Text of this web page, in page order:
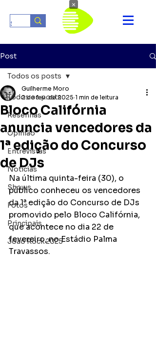
Post
Todos os posts
Resenhas
Opinião
Entrevistas
Notícias
Shows
Fotos
Principais
João Rock 2025
Todos os posts
Bloco Califórnia
anuncia vencedores da
1ª edição do Concurso
de DJs
Guilherme Moro
2 de fev. de 2025 1 min de leitura
Na última quinta-feira (30), o
público conheceu os vencedores
da 1ª edição do Concurso de DJs
promovido pelo Bloco Califórnia,
que acontece no dia 22 de
fevereiro, no Estádio Palma
Travassos.
×